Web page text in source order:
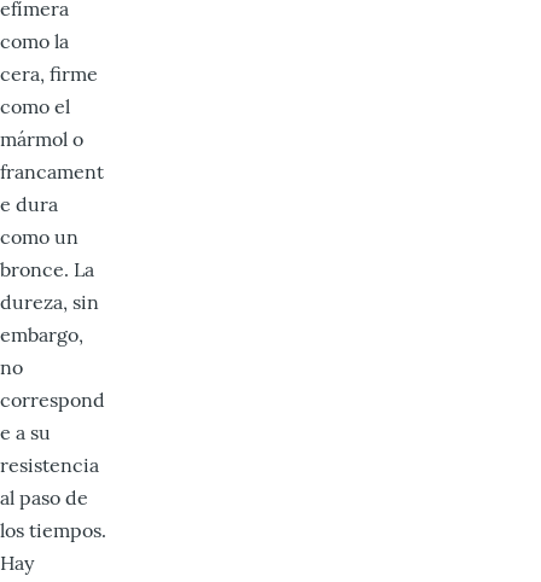
efímera
como la
cera, firme
como el
mármol o
francament
e dura
como un
bronce. La
dureza, sin
embargo,
no
correspond
e a su
resistencia
al paso de
los tiempos.
Hay